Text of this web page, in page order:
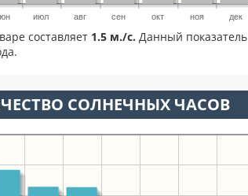
июл авг сен окт ноя дек
составляет 1.5 м./с. Данный показатель
СОЛНЕЧНЫХ ЧАСОВ